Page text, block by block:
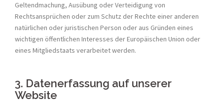
Geltendmachung, Ausübung oder Verteidigung von
Rechtsansprüchen oder zum Schutz der Rechte einer anderen
natürlichen oder juristischen Person oder aus Gründen eines
wichtigen öffentlichen Interesses der Europäischen Union oder
eines Mitgliedstaats verarbeitet werden.
3. Datenerfassung auf unserer
Website